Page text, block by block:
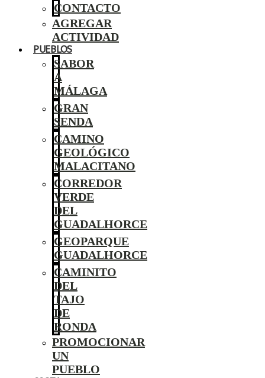
CONTACTO
AGREGAR
ACTIVIDAD
PUEBLOS
SABOR
A
MÁLAGA
GRAN
SENDA
CAMINO
GEOLÓGICO
MALACITANO
CORREDOR
VERDE
DEL
GUADALHORCE
GEOPARQUE
GUADALHORCE
CAMINITO
DEL
TAJO
DE
RONDA
PROMOCIONAR
UN
PUEBLO